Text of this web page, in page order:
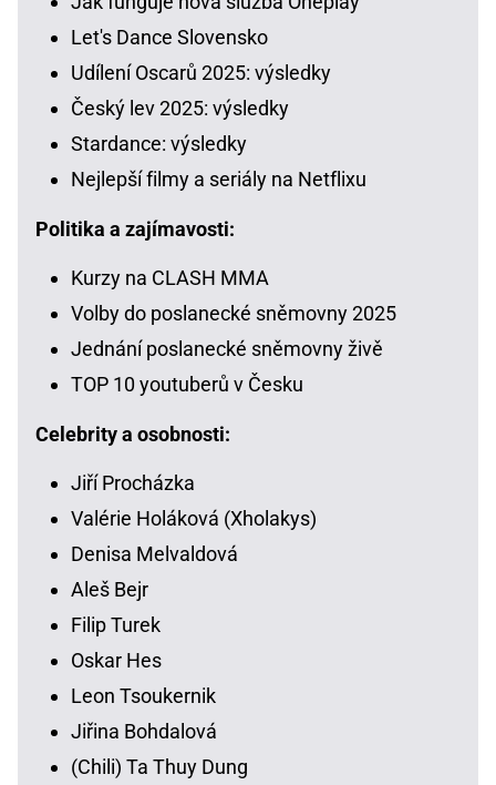
Let's Dance Slovensko
Udílení Oscarů 2025: výsledky
Český lev 2025: výsledky
Stardance: výsledky
Nejlepší filmy a seriály na Netflixu
Politika a zajímavosti:
Kurzy na CLASH MMA
Volby do poslanecké sněmovny 2025
Jednání poslanecké sněmovny živě
TOP 10 youtuberů v Česku
Celebrity a osobnosti:
Jiří Procházka
Valérie Holáková (Xholakys)
Denisa Melvaldová
Aleš Bejr
Filip Turek
Oskar Hes
Leon Tsoukernik
Jiřina Bohdalová
(Chili) Ta Thuy Dung